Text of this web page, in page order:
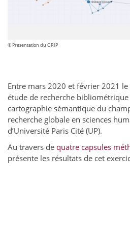
© Presentation du GRIP
Entre mars 2020 et février 2021 le
étude de recherche
cartographie sémantique du
recherche globale en sciences
d’Université Paris Cité (UP).
Au travers de quatre capsules
présente les résultats de cet